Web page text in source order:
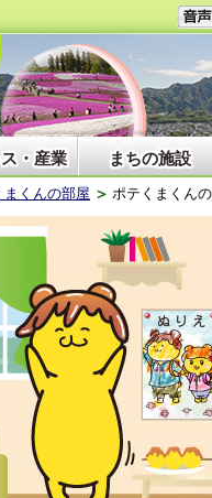
・産業 まちの施設
まくんの部屋 ポテくまくん